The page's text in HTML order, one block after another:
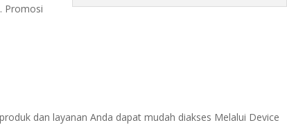
Promosi
dan layanan Anda dapat mudah diakses Melalui Device